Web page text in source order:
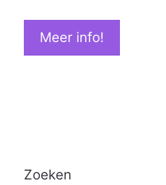
was:
€99,95.
is:
Meer info!
Zoeken